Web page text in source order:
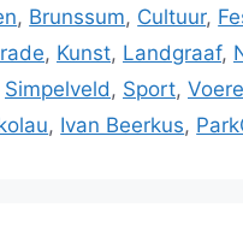
, Brunssum, Cultuur,
, Kunst, Landgraaf,
Simpelveld , Sport,
, Ivan Beerkus,